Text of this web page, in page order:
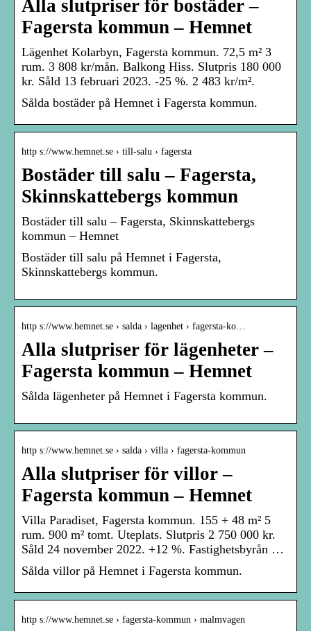
Alla slutpriser för bostäder –
Fagersta kommun – Hemnet
Lägenhet Kolarbyn, Fagersta kommun. 72,5 m² 3
rum. 3 808 kr/mån. Balkong Hiss. Slutpris 180 000
kr. Såld 13 februari 2023. -25 %. 2 483 kr/m².
Sålda bostäder på Hemnet i Fagersta kommun.
http s://www.hemnet.se › till-salu › fagersta
Bostäder till salu – Fagersta,
Skinnskattebergs kommun
Bostäder till salu – Fagersta, Skinnskattebergs
kommun – Hemnet
Bostäder till salu på Hemnet i Fagersta,
Skinnskattebergs kommun.
http s://www.hemnet.se › salda › lagenhet › fagersta-ko…
Alla slutpriser för lägenheter –
Fagersta kommun – Hemnet
Sålda lägenheter på Hemnet i Fagersta kommun.
http s://www.hemnet.se › salda › villa › fagersta-kommun
Alla slutpriser för villor –
Fagersta kommun – Hemnet
Villa Paradiset, Fagersta kommun. 155 + 48 m² 5
rum. 900 m² tomt. Uteplats. Slutpris 2 750 000 kr.
Såld 24 november 2022. +12 %. Fastighetsbyrån …
Sålda villor på Hemnet i Fagersta kommun.
http s://www.hemnet.se › fagersta-kommun › malmvagen